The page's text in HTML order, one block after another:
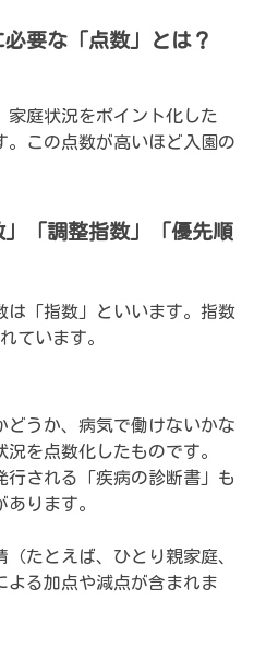
要な「点数」とは？
家庭状況をポイント化した
。この点数が高いほど入園の
「調整指数」「優先順
は「指数」といいます。指数
ています。
どうか、病気で働けないかな
況を点数化したものです。
行される「疾病の診断書」も
ります。
（たとえば、ひとり親家庭、
よる加点や減点が含まれま